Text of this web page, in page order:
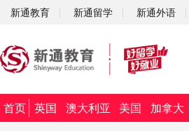
新通教育 新通留学 新通外语
首页 英国 澳大利亚 美国 加拿大